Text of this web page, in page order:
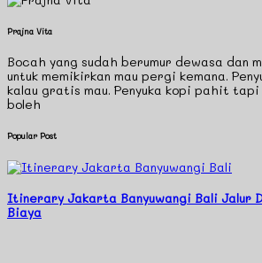
Prajna Vita
Bocah yang sudah berumur dewasa dan
untuk memikirkan mau pergi kemana.
kalau gratis mau. Penyuka kopi pahit tapi
boleh
Popular Post
Itinerary Jakarta Banyuwangi Bali Jalur
Biaya